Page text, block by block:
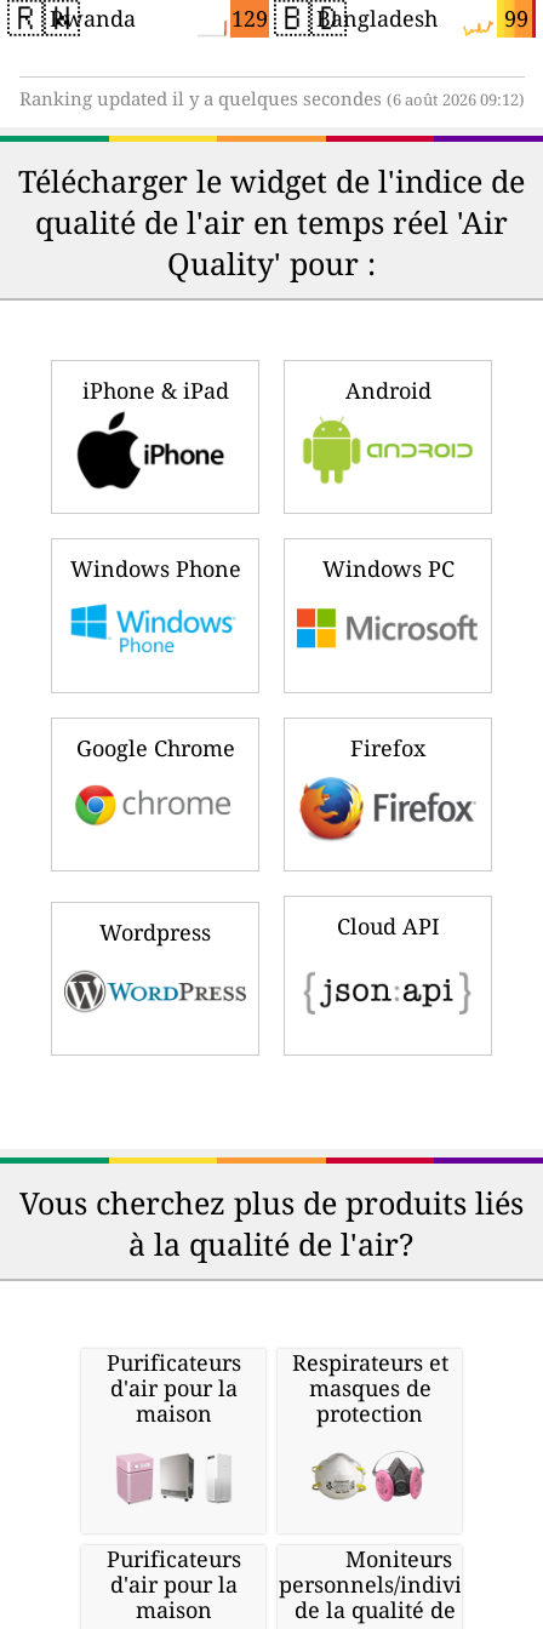
🇷🇼 129
Rwanda 🇧🇩 99
Bangladesh
Ranking updated il y a quelques secondes (6 août 2026 09:12)
Télécharger le widget de l'indice de
qualité de l'air en temps réel 'Air
Quality' pour :
iPhone & iPad Android
Windows Phone Windows PC
Google Chrome Firefox
Wordpress Cloud API
Vous cherchez plus de produits liés
à la qualité de l'air?
Purificateurs
d'air pour la
maison
Respirateurs et
masques de
protection
Purificateurs
d'air pour la
maison
Moniteurs
personnels/individuels
de la qualité de l'air